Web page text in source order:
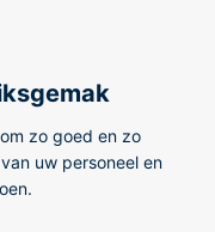
zo goed en zo
uw personeel en